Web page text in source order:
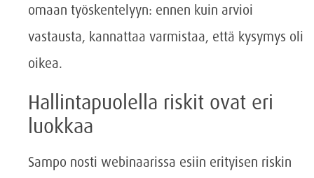
omaan työskentelyyn: ennen kuin arvioi
vastausta, kannattaa varmistaa, että kysymys oli
oikea.
Hallintapuolella riskit ovat eri
luokkaa
Sampo nosti webinaarissa esiin erityisen riskin